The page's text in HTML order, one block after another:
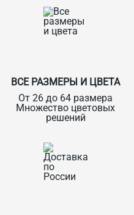
ВСЕ РАЗМЕРЫ И ЦВЕТА
От 26 до 64 размера
Множество цветовых
решений